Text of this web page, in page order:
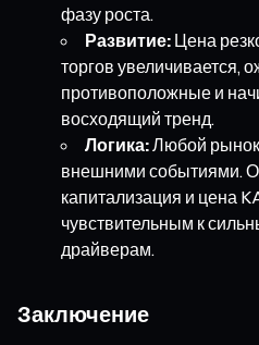
фазу роста.
Развитие: Цена
торгов увеличивается,
противоположные и
восходящий тренд.
Логика:Любой
внешними событиями.
капитализация и цена
чувствительным к
драйверам.
Заключение